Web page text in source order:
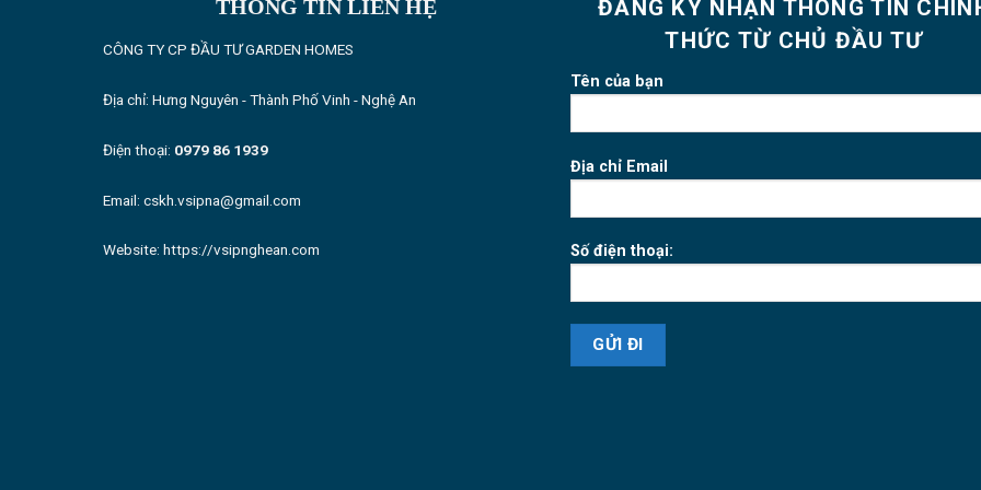
THÔNG TIN LIÊN HỆ
CÔNG TY CP ĐẦU TƯ GARDEN HOMES
Địa chỉ: Hưng Nguyên - Thành Phố Vinh - Nghệ An
Điện thoại: 0979 86 1939
Email: cskh.vsipna@gmail.com
Website: https://vsipnghean.com
ĐĂNG KÝ NHẬN THÔNG TIN
THỨC TỪ CHỦ ĐẦU TƯ
Tên của bạn
Địa chỉ Email
Số điện thoại: